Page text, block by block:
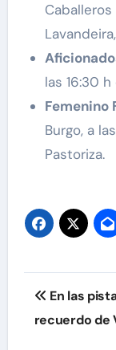
Caballeros
las 16:30
Femenino
Burgo, a
Pastoriza.
de
En las
recuerdo de